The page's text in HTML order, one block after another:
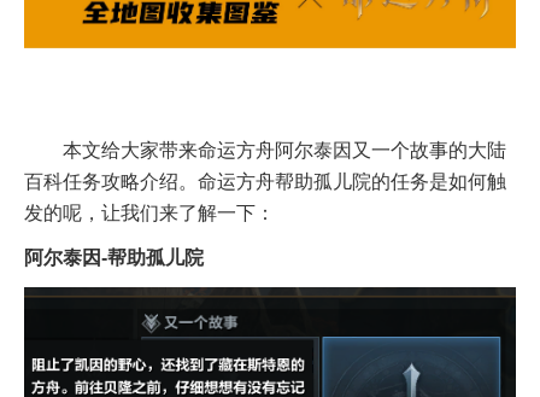
本文给大家带来命运方舟阿尔泰因又一个故事的大陆
百科任务攻略介绍。命运方舟帮助孤儿院的任务是如何触
发的呢，让我们来了解一下：
阿尔泰因-帮助孤儿院